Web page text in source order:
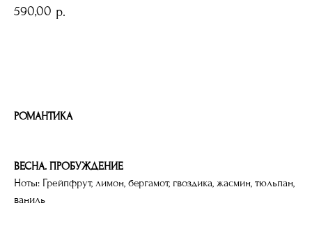
590,00 р.
РОМАНТИКА
ВЕСНА. ПРОБУЖДЕНИЕ
Ноты: Грейпфрут, лимон, бергамот, гвоздика, жасмин, тюльпан,
ваниль